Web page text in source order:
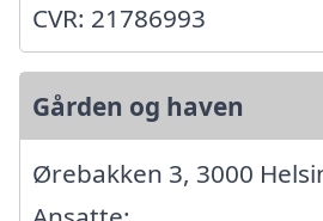
CVR: 21786993
Gården og haven
Ørebakken 3, 3000